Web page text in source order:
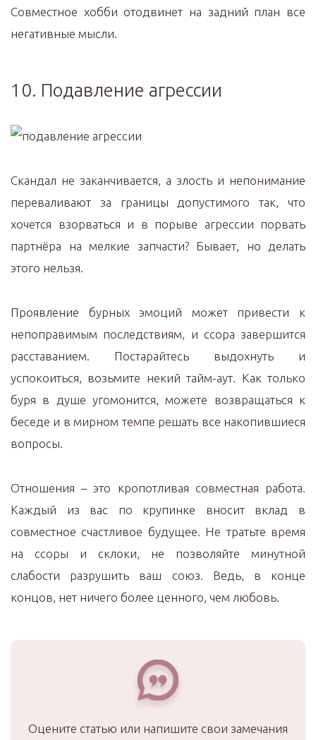
Совместное хобби отодвинет на задний план все
негативные мысли.
10. Подавление агрессии
Скандал не заканчивается, а злость и непонимание
переваливают за границы допустимого так, что
хочется взорваться и в порыве агрессии порвать
партнёра на мелкие запчасти? Бывает, но делать
этого нельзя.
Проявление бурных эмоций может привести к
непоправимым последствиям, и ссора завершится
расставанием. Постарайтесь выдохнуть и
успокоиться, возьмите некий тайм-аут. Как только
буря в душе угомонится, можете возвращаться к
беседе и в мирном темпе решать все накопившиеся
вопросы.
Отношения – это кропотливая совместная работа.
Каждый из вас по крупинке вносит вклад в
совместное счастливое будущее. Не тратьте время
на ссоры и склоки, не позволяйте минутной
слабости разрушить ваш союз. Ведь, в конце
концов, нет ничего более ценного, чем любовь.
Оцените статью или напишите свои замечания